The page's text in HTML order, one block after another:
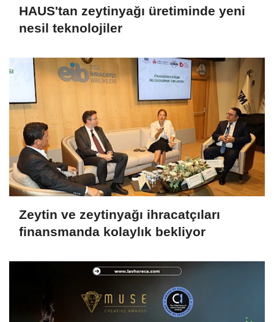
HAUS'tan zeytinyağı üretiminde yeni
nesil teknolojiler
Zeytin ve zeytinyağı ihracatçıları
finansmanda kolaylık bekliyor